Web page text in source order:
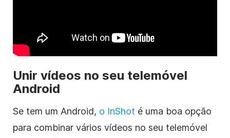
Unir vídeos no seu telemóvel
Android
Se tem um Android, o InShot é uma boa opção
para combinar vários vídeos no seu telemóvel